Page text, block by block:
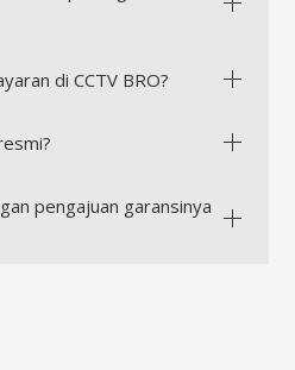
di CCTV BRO?
pengajuan garansinya